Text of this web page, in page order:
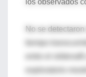
los observados
No se
tiempo